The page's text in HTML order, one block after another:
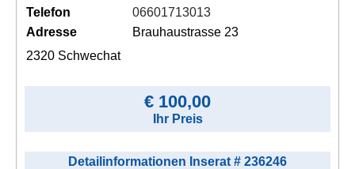
Telefon
06601713013
Adresse
Brauhaustrasse 23
2320 Schwechat
€ 100,00
Ihr Preis
Detailinformationen Inserat # 236246